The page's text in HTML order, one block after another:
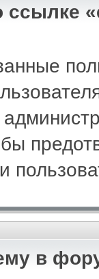
в